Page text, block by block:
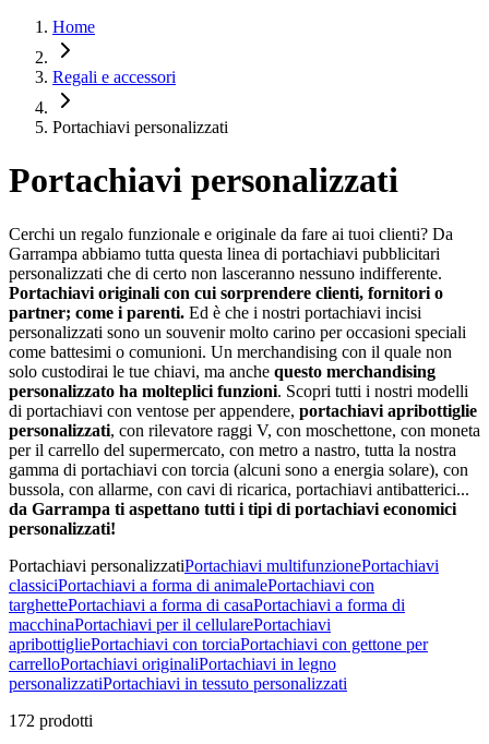
Home
Regali e accessori
Portachiavi personalizzati
Portachiavi personalizzati
Cerchi un regalo funzionale e originale da fare ai tuoi clienti? Da
Garrampa abbiamo tutta questa linea di portachiavi pubblicitari
personalizzati che di certo non lasceranno nessuno indifferente.
Portachiavi originali con cui sorprendere clienti, fornitori o
partner; come i parenti. Ed è che i nostri portachiavi incisi
personalizzati sono un souvenir molto carino per occasioni speciali
come battesimi o comunioni. Un merchandising con il quale non
solo custodirai le tue chiavi, ma anche questo merchandising
personalizzato ha molteplici funzioni. Scopri tutti i nostri modelli
di portachiavi con ventose per appendere, portachiavi apribottiglie
personalizzati, con rilevatore raggi V, con moschettone, con moneta
per il carrello del supermercato, con metro a nastro, tutta la nostra
gamma di portachiavi con torcia (alcuni sono a energia solare), con
bussola, con allarme, con cavi di ricarica, portachiavi antibatterici...
da Garrampa ti aspettano tutti i tipi di portachiavi economici
personalizzati!
Portachiavi personalizzatiPortachiavi multifunzionePortachiavi
classiciPortachiavi a forma di animalePortachiavi con
targhettePortachiavi a forma di casaPortachiavi a forma di
macchinaPortachiavi per il cellularePortachiavi
apribottigliePortachiavi con torciaPortachiavi con gettone per
carrelloPortachiavi originaliPortachiavi in ​​legno
personalizzatiPortachiavi in ​​tessuto personalizzati
172 prodotti